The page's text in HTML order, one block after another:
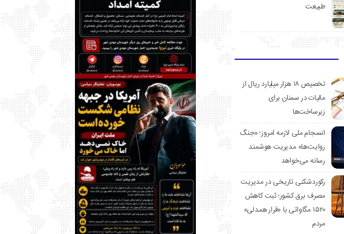
طبیعت
تخصیص ۱۸ هزار میلیارد ریال از
مالیات در سمنان برای
زیرساخت‌ها
انسجام ملی لازمه امروز؛ «جنگ
روایت‌ها» مدیریت هوشمند
رسانه می‌خواهد
رکوردشکنی تاریخی در مدیریت
مصرف برق کشور؛ ثبت کاهش
۱۵۲۰ مگاواتی با «قرار همدلی»
مردم